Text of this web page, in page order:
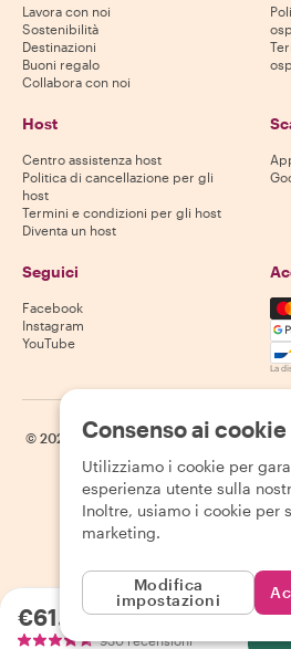
€61.03a persona
930 recensioni
Lavora con noi
Sostenibilità
Destinazioni
Buoni regalo
Collabora con noi
Host
Centro assistenza host
Politica di cancellazione per gli
host
Termini e condizioni per gli host
Diventa un host
Seguici
Facebook
Instagram
YouTube
La
© 2026 Withlocals.com | Informativa sulla
Consenso ai cookie
Utilizziamo i cookie per
esperienza utente sulla
Inoltre, usiamo i cookie per
marketing.
Modifica
impostazioni